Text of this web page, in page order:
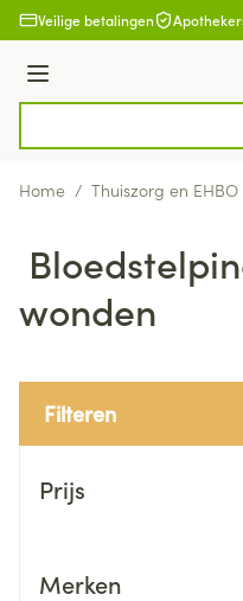
Ga naar de inhoud
Veilige betalingen
Menu
Home / Thuiszorg en EHBO
wonden
Filteren
Prijs
Merken